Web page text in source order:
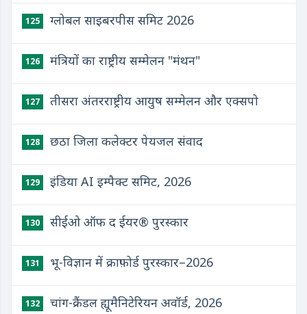
125 ग्लोबल साइबरपीस समिट 2026
126 मंत्रियों का राष्ट्रीय सम्मेलन "मंथन"
127 तीसरा अंतरराष्ट्रीय आयुष सम्मेलन और एक्सपो
128 छठा जिला कलेक्टर पेयजल संवाद
129 इंडिया AI इम्पैक्ट समिट, 2026
130 सीईओ ऑफ द ईयर® पुरस्कार
131 भू-विज्ञान में क्राफ़ोर्ड पुरस्कार–2026
132 चांग-क्रैंडल ह्यूमैनिटेरियन अवॉर्ड, 2026